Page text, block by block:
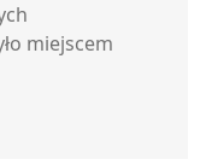
miejscem